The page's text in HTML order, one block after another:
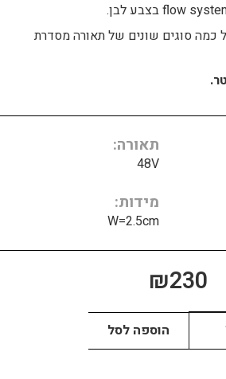
כמה סוגים שונים של תאורה מסדרת
תאורה
48V
מידות
W=2.5cm
₪230
הוספה לסל